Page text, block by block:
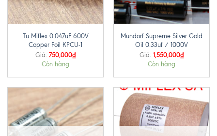
Tụ Miflex 0.047uF 600V
Copper Foil KPCU-1
Giá: 750,000₫
Còn hàng
Mundorf Supreme Silver Gold
Oil 0.33uf / 1000V
Giá: 1,550,000₫
Còn hàng